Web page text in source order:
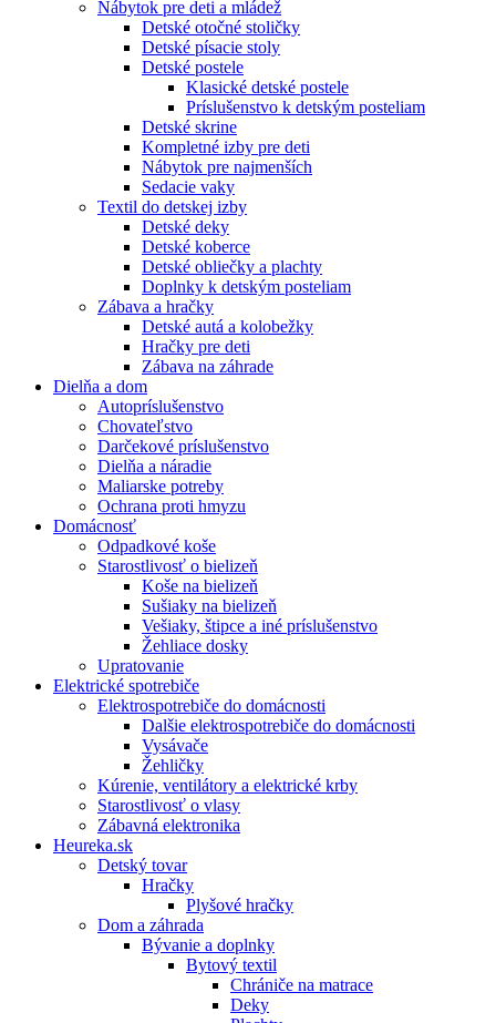
Nábytok pre deti a mládež
Detské otočné stoličky
Detské písacie stoly
Detské postele
Klasické detské postele
Príslušenstvo k detským posteliam
Detské skrine
Kompletné izby pre deti
Nábytok pre najmenších
Sedacie vaky
Textil do detskej izby
Detské deky
Detské koberce
Detské obliečky a plachty
Doplnky k detským posteliam
Zábava a hračky
Detské autá a kolobežky
Hračky pre deti
Zábava na záhrade
Dielňa a dom
Autopríslušenstvo
Chovateľstvo
Darčekové príslušenstvo
Dielňa a náradie
Maliarske potreby
Ochrana proti hmyzu
Domácnosť
Odpadkové koše
Starostlivosť o bielizeň
Koše na bielizeň
Sušiaky na bielizeň
Vešiaky, štipce a iné príslušenstvo
Žehliace dosky
Upratovanie
Elektrické spotrebiče
Elektrospotrebiče do domácnosti
Dalšie elektrospotrebiče do domácnosti
Vysávače
Žehličky
Kúrenie, ventilátory a elektrické krby
Starostlivosť o vlasy
Zábavná elektronika
Heureka.sk
Detský tovar
Hračky
Plyšové hračky
Dom a záhrada
Bývanie a doplnky
Bytový textil
Chrániče na matrace
Deky